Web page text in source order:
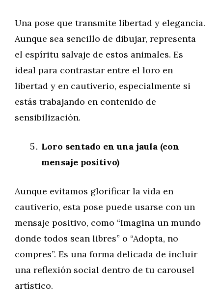
Una pose que transmite libertad y elegancia.
Aunque sea sencillo de dibujar, representa
el espíritu salvaje de estos animales. Es
ideal para contrastar entre el loro en
libertad y en cautiverio, especialmente si
estás trabajando en contenido de
sensibilización.
Loro sentado en una jaula (con
mensaje positivo)
Aunque evitamos glorificar la vida en
cautiverio, esta pose puede usarse con un
mensaje positivo, como “Imagina un mundo
donde todos sean libres” o “Adopta, no
compres”. Es una forma delicada de incluir
una reflexión social dentro de tu carousel
artístico.